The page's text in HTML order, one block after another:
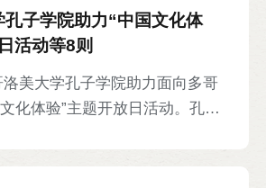
）、斯佩斯·科恰诺夫斯基
）、乔万·托齐耶夫斯基
）就孔院在辖区内开展中文
进行深入交流。在此基础上，孔
）分别签署合作备忘录。这是孔
孔子学院助力“中国文化体
活动等8则
美大学孔子学院助力面向多哥
化体验”主题开放日活动。孔院